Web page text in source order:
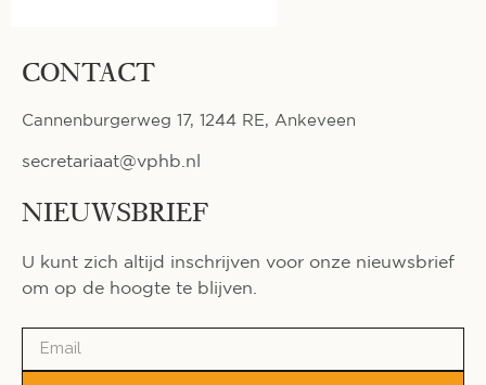
CONTACT
Cannenburgerweg 17, 1244 RE, Ankeveen
secretariaat@vphb.nl
NIEUWSBRIEF
U kunt zich altijd inschrijven voor onze nieuwsbrief
om op de hoogte te blijven.